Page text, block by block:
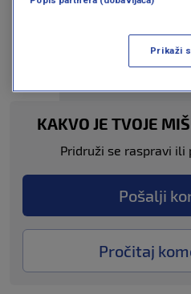
KAKVO JE TVOJE
Pridruži se raspravi
Pošalji
Pročitaj
Prikaži